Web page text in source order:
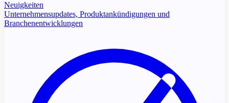
Neuigkeiten
Unternehmensupdates, Produktankündigungen und
Branchenentwicklungen